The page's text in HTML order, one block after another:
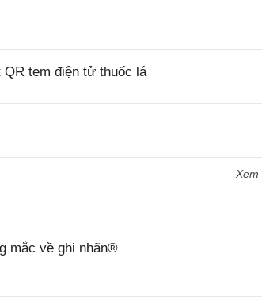
QR tem điện tử thuốc lá
mắc về ghi nhãn®